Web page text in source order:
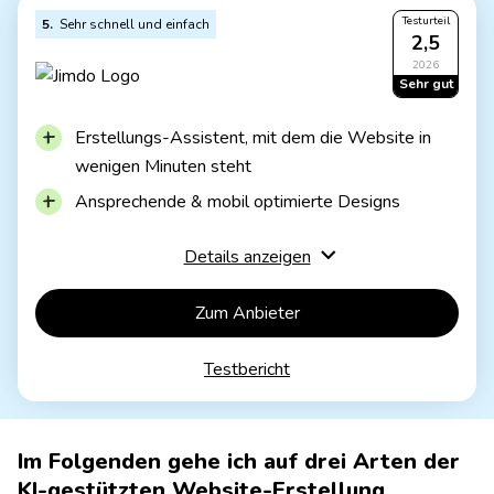
KI-Funktionen z.T. noch rudimentär
Zyro Website
Kostenloser Test möglich
5 Sehr schnell und einfach Testurteil
2,5
2026
Sehr gut
Erstellungs-Assistent, mit dem die Website in
wenigen Minuten steht
Ansprechende & mobil optimierte Designs
entsprechendem Tarif)
Funktionen eher auf Basics limitiert
JIMDO kostenlos
Keine eigene Domain
Details anzeigen
Testbericht
Zum Anbieter
Im Folgenden gehe ich auf drei Arten der